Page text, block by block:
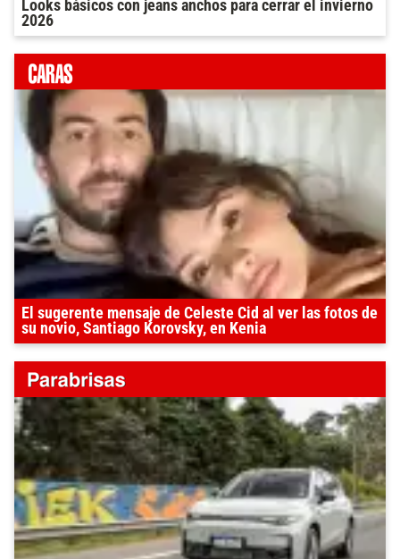
Looks básicos con jeans anchos para cerrar el invierno
2026
El sugerente mensaje de Celeste Cid al ver las fotos de
su novio, Santiago Korovsky, en Kenia